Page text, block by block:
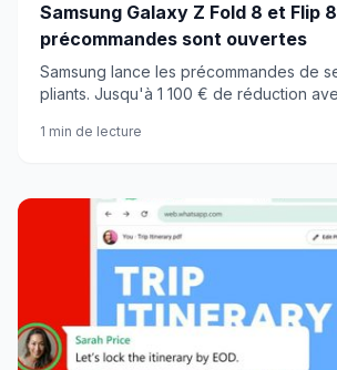
Samsung Galaxy Z Fold 8 et Flip
précommandes sont ouvertes
Samsung lance les précommandes de
pliants. Jusqu'à 1 100 € de réduction
1 min de lecture